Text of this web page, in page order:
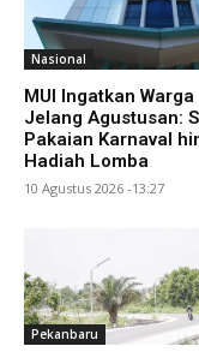
Nasional
MUI Ingatkan Warga
Jelang Agustusan:
Pakaian Karnaval
Hadiah Lomba
10 Agustus 2026 -13:27
Pekanbaru